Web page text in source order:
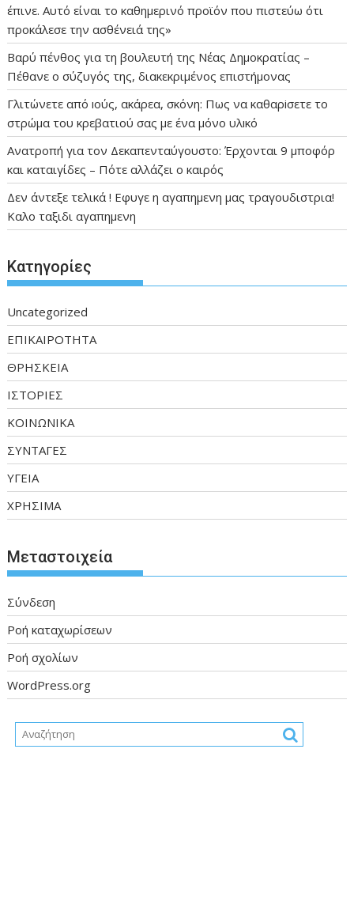
έπινε. Αυτό είναι το καθημερινό προϊόν που πιστεύω ότι
προκάλεσε την ασθένειά της»
Βαρύ πένθος για τη βουλευτή της Νέας Δημοκρατίας –
Πέθανε ο σύζυγός της, διακεκριμένος επιστήμονας
Γλιτώνετε από ıούς, ακάρεα, σκόνη: Πως να καθαρiσετε το
στρώμα του κρεβατιού σας με ένα μόνο υλıκό
Ανατροπή για τον Δεκαπενταύγουστο: Έρχονται 9 μποφόρ
και καταιγίδες – Πότε αλλάζει ο καιρός
Δεν άντεξε τελικά ! Εφυγε η αγαπημενη μας τραγουδιστρια!
Καλο ταξιδι αγαπημενη
Kατηγορίες
Uncategorized
ΕΠΙΚΑΙΡΟΤΗΤΑ
ΘΡΗΣΚΕΙΑ
ΙΣΤΟΡΙΕΣ
ΚΟΙΝΩΝΙΚΑ
ΣΥΝΤΑΓΕΣ
ΥΓΕΙΑ
ΧΡΗΣΙΜΑ
Μεταστοιχεία
Σύνδεση
Ροή καταχωρίσεων
Ροή σχολίων
WordPress.org